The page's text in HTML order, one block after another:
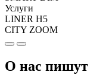
Услуги
LINER H5
CITY ZOOM
О нас пишут